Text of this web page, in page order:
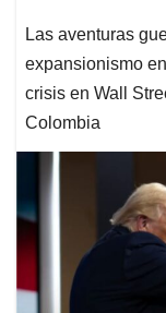
Las aventuras
expansionismo
crisis en Wall
Colombia